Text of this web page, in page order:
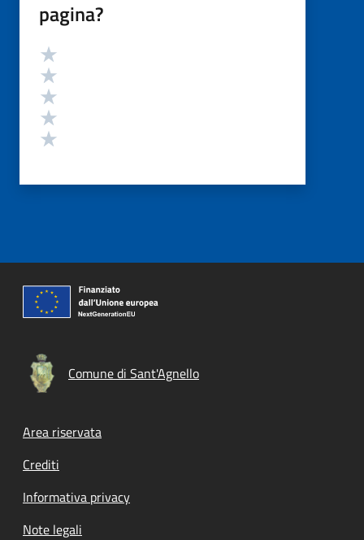
pagina?
Valutazione
Comune di Sant'Agnello
Footer menu
Area riservata
Crediti
Informativa privacy
Note legali